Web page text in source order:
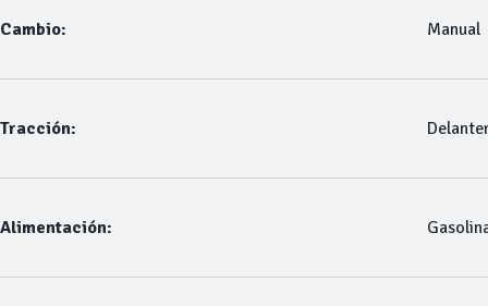
Cambio: Manual
Tracción:
Alimentación: